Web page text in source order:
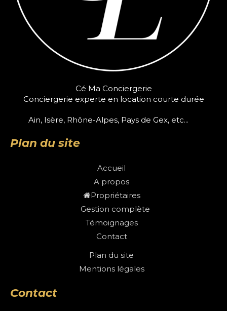
Cé Ma Conciergerie
Conciergerie experte en location courte durée
Ain, Isère, Rhône-Alpes, Pays de Gex, etc...
Plan du site
Accueil
A propos
Propriétaires
Gestion complète
Témoignages
Contact
Plan du site
Mentions légales
Contact